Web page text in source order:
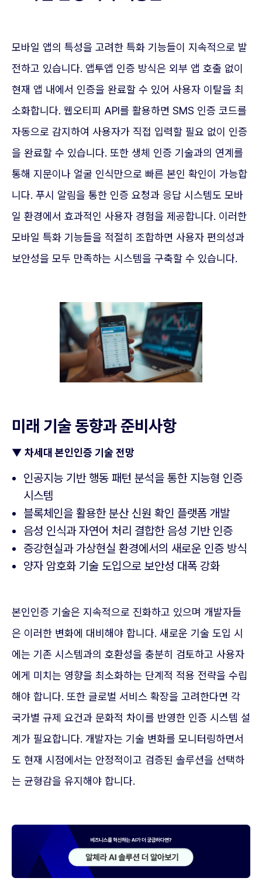
모바일 앱의 특성을 고려한 특화 기능들이 지속적으로 발
전하고 있습니다. 앱투앱 인증 방식은 외부 앱 호출 없이
현재 앱 내에서 인증을 완료할 수 있어 사용자 이탈을 최
소화합니다. 웹오티피 API를 활용하면 SMS 인증 코드를
자동으로 감지하여 사용자가 직접 입력할 필요 없이 인증
을 완료할 수 있습니다. 또한 생체 인증 기술과의 연계를
통해 지문이나 얼굴 인식만으로 빠른 본인 확인이 가능합
니다. 푸시 알림을 통한 인증 요청과 응답 시스템도 모바
일 환경에서 효과적인 사용자 경험을 제공합니다. 이러한
모바일 특화 기능들을 적절히 조합하면 사용자 편의성과
보안성을 모두 만족하는 시스템을 구축할 수 있습니다.
미래 기술 동향과 준비사항
▼ 차세대 본인인증 기술 전망
인공지능 기반 행동 패턴 분석을 통한 지능형 인증
시스템
블록체인을 활용한 분산 신원 확인 플랫폼 개발
음성 인식과 자연어 처리 결합한 음성 기반 인증
증강현실과 가상현실 환경에서의 새로운 인증 방식
양자 암호화 기술 도입으로 보안성 대폭 강화
본인인증 기술은 지속적으로 진화하고 있으며 개발자들
은 이러한 변화에 대비해야 합니다. 새로운 기술 도입 시
에는 기존 시스템과의 호환성을 충분히 검토하고 사용자
에게 미치는 영향을 최소화하는 단계적 적용 전략을 수립
해야 합니다. 또한 글로벌 서비스 확장을 고려한다면 각
국가별 규제 요건과 문화적 차이를 반영한 인증 시스템 설
계가 필요합니다. 개발자는 기술 변화를 모니터링하면서
도 현재 시점에서는 안정적이고 검증된 솔루션을 선택하
는 균형감을 유지해야 합니다.